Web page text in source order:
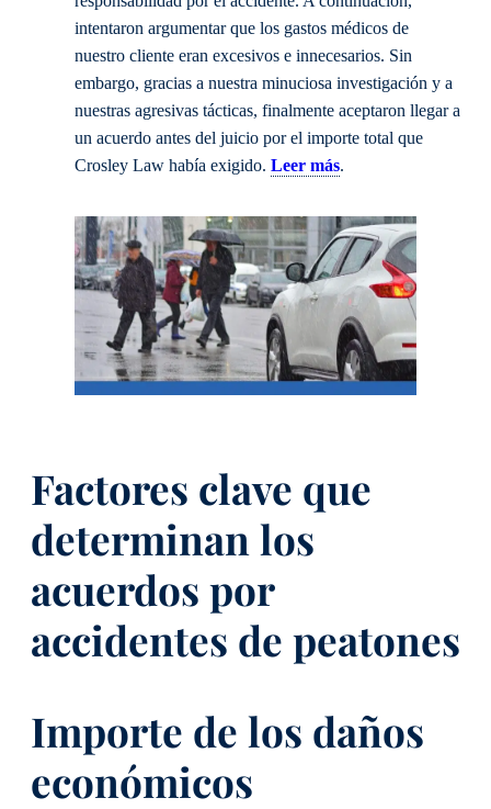
intentaron argumentar que los gastos médicos de
nuestro cliente eran excesivos e innecesarios. Sin
embargo, gracias a nuestra minuciosa investigación y a
nuestras agresivas tácticas, finalmente aceptaron llegar a
un acuerdo antes del juicio por el importe total que
Crosley Law había exigido. Leer más.
Factores clave que
determinan los
acuerdos por
accidentes de peatones
Importe de los daños
económicos